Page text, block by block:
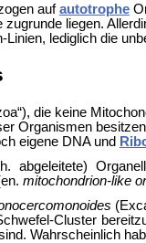
aufautotrophe
liegen.
Linien, lediglich die
die keine
Organismen
eigene DNA und
abgeleitete)
mitochondrion-like
(
Cluster
Wahrscheinlich